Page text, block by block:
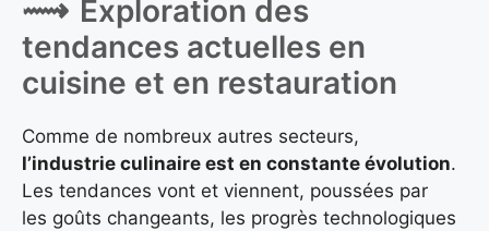
Exploration des
tendances actuelles en
cuisine et en restauration
Comme de nombreux autres secteurs,
l’industrie culinaire est en constante évolution.
Les tendances vont et viennent, poussées par
les goûts changeants, les progrès technologiques